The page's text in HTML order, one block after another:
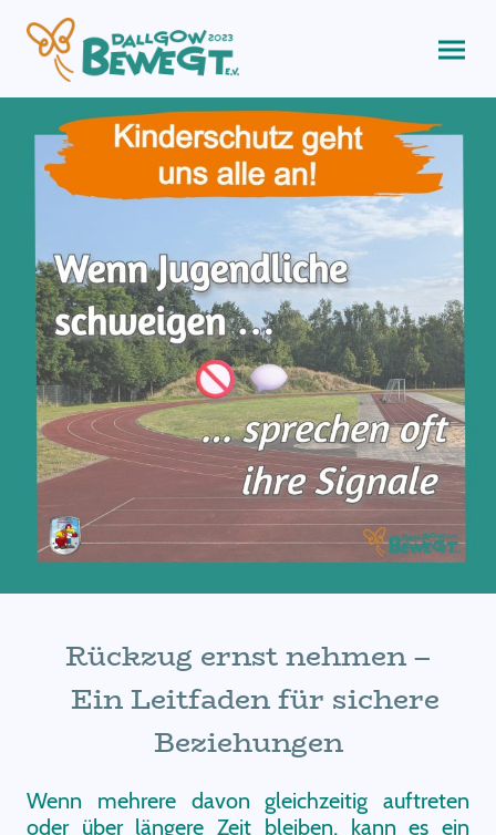
Rückzug ernst nehmen –
Ein Leitfaden für sichere
Beziehungen
Wenn mehrere davon gleichzeitig auftreten
oder über längere Zeit bleiben, kann es ein